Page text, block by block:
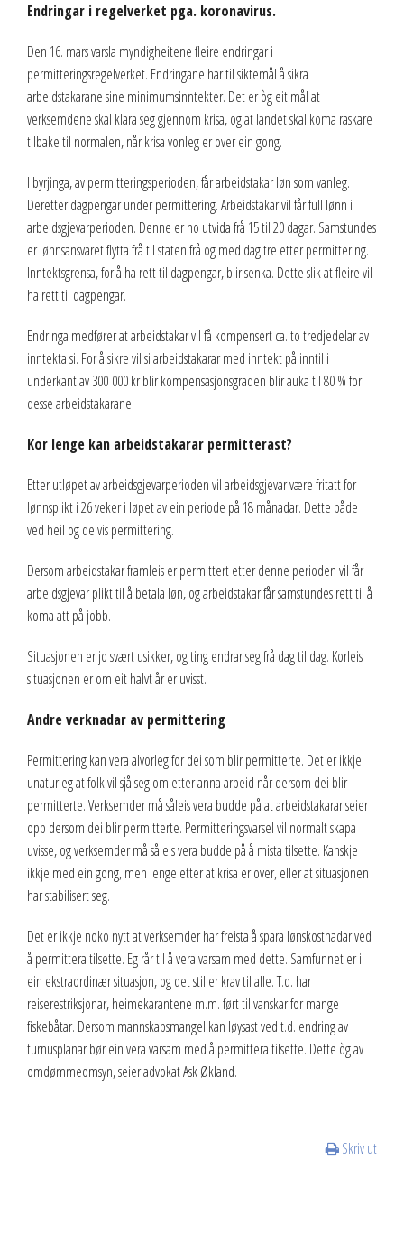
Endringar i regelverket pga. koronavirus.
Den 16. mars varsla myndigheitene fleire endringar i
permitteringsregelverket. Endringane har til siktemål å sikra
arbeidstakarane sine minimumsinntekter. Det er òg eit mål at
verksemdene skal klara seg gjennom krisa, og at landet skal koma raskare
tilbake til normalen, når krisa vonleg er over ein gong.
I byrjinga, av permitteringsperioden, får arbeidstakar løn som vanleg.
Deretter dagpengar under permittering. Arbeidstakar vil får full lønn i
arbeidsgjevarperioden. Denne er no utvida frå 15 til 20 dagar. Samstundes
er lønnsansvaret flytta frå til staten frå og med dag tre etter permittering.
Inntektsgrensa, for å ha rett til dagpengar, blir senka. Dette slik at fleire vil
ha rett til dagpengar.
Endringa medfører at arbeidstakar vil få kompensert ca. to tredjedelar av
inntekta si. For å sikre vil si arbeidstakarar med inntekt på inntil i
underkant av 300 000 kr blir kompensasjonsgraden blir auka til 80 % for
desse arbeidstakarane.
Kor lenge kan arbeidstakarar permitterast?
Etter utløpet av arbeidsgjevarperioden vil arbeidsgjevar være fritatt for
lønnsplikt i 26 veker i løpet av ein periode på 18 månadar. Dette både
ved heil og delvis permittering.
Dersom arbeidstakar framleis er permittert etter denne perioden vil får
arbeidsgjevar plikt til å betala løn, og arbeidstakar får samstundes rett til å
koma att på jobb.
Situasjonen er jo svært usikker, og ting endrar seg frå dag til dag. Korleis
situasjonen er om eit halvt år er uvisst.
Andre verknadar av permittering
Permittering kan vera alvorleg for dei som blir permitterte. Det er ikkje
unaturleg at folk vil sjå seg om etter anna arbeid når dersom dei blir
permitterte. Verksemder må såleis vera budde på at arbeidstakarar seier
opp dersom dei blir permitterte. Permitteringsvarsel vil normalt skapa
uvisse, og verksemder må såleis vera budde på å mista tilsette. Kanskje
ikkje med ein gong, men lenge etter at krisa er over, eller at situasjonen
har stabilisert seg.
Det er ikkje noko nytt at verksemder har freista å spara lønskostnadar ved
å permittera tilsette. Eg rår til å vera varsam med dette. Samfunnet er i
ein ekstraordinær situasjon, og det stiller krav til alle. T.d. har
reiserestriksjonar, heimekarantene m.m. ført til vanskar for mange
fiskebåtar. Dersom mannskapsmangel kan løysast ved t.d. endring av
turnusplanar bør ein vera varsam med å permittera tilsette. Dette òg av
omdømmeomsyn, seier advokat Ask Økland.
Skriv ut